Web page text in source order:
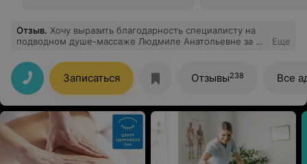
Отзыв. Хочу выразить благодарность специалисту на
подводном душе-массаже Людмиле Анатольевне за её
кабинете, которую она организовывает для пациентов.
Было очень приятно и полезно посещать процедуру.
Спасибо большое, Людмила Анатольевна! Всех Вам
благ!
Еще
Записаться Отзывы238 Все